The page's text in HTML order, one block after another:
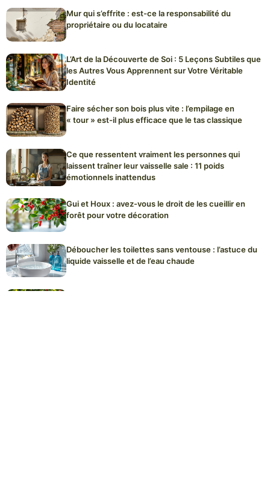
Mur qui s’effrite : est-ce la responsabilité du
propriétaire ou du locataire
L’Art de la Découverte de Soi : 5 Leçons Subtiles que
les Autres Vous Apprennent sur Votre Véritable
Identité
Faire sécher son bois plus vite : l’empilage en
« tour » est-il plus efficace que le tas classique
Ce que ressentent vraiment les personnes qui
laissent traîner leur vaisselle sale : 11 poids
émotionnels inattendus
Gui et Houx : avez-vous le droit de les cueillir en
forêt pour votre décoration
Déboucher les toilettes sans ventouse : l’astuce du
liquide vaisselle et de l’eau chaude